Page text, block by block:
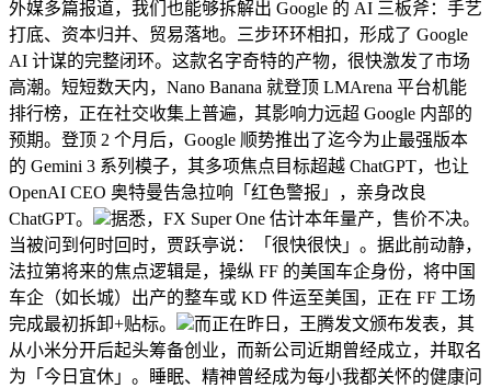
外媒多篇报道，我们也能够拆解出 Google 的 AI 三板斧：手艺
打底、资本归并、贸易落地。三步环环相扣，形成了 Google
AI 计谋的完整闭环。这款名字奇特的产物，很快激发了市场
高潮。短短数天内，Nano Banana 就登顶 LMArena 平台机能
排行榜，正在社交收集上普遍，其影响力远超 Google 内部的
预期。登顶 2 个月后，Google 顺势推出了迄今为止最强版本
的 Gemini 3 系列模子，其多项焦点目标超越 ChatGPT，也让
OpenAI CEO 奥特曼告急拉响「红色警报」，亲身改良
ChatGPT。
据悉，FX Super One 估计本年量产，售价不决。
当被问到何时回时，贾跃亭说：「很快很快」。据此前动静，
法拉第将来的焦点逻辑是，操纵 FF 的美国车企身份，将中国
车企（如长城）出产的整车或 KD 件运至美国，正在 FF 工场
完成最初拆卸+贴标。
而正在昨日，王腾发文颁布发表，其
从小米分开后起头筹备创业，而新公司近期曾经成立，并取名
为「今日宜休」。睡眠、精神曾经成为每小我都关怀的健康问